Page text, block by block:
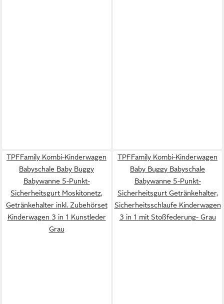
TPFFamily Kombi-Kinderwagen
Babyschale Baby Buggy
Babywanne 5-Punkt-
Sicherheitsgurt Moskitonetz,
Getränkehalter inkl. Zubehörset
Kinderwagen 3 in 1 Kunstleder
Grau
TPFFamily Kombi-Kinderwagen
Baby Buggy Babyschale
Babywanne 5-Punkt-
Sicherheitsgurt Getränkehalter,
Sicherheitsschlaufe Kinderwagen
3 in 1 mit Stoßfederung- Grau